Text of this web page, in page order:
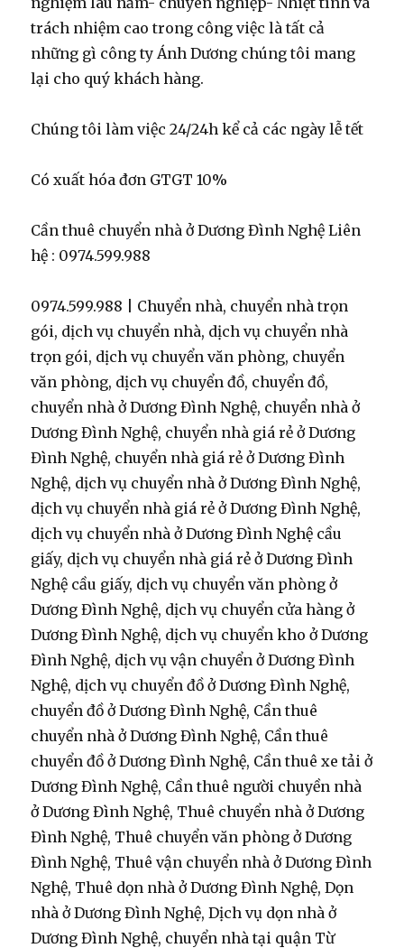
trách nhiệm cao trong công việc là tất cả
những gì công ty Ánh Dương chúng tôi mang
lại cho quý khách hàng.
Chúng tôi làm việc 24/24h kể cả các ngày lễ tết
Có xuất hóa đơn GTGT 10%
Cần thuê chuyển nhà ở Dương Đình Nghệ Liên
hệ : 0974.599.988
0974.599.988 | Chuyển nhà, chuyển nhà trọn
gói, dịch vụ chuyển nhà, dịch vụ chuyển nhà
trọn gói, dịch vụ chuyển văn phòng, chuyển
văn phòng, dịch vụ chuyển đồ, chuyển đồ,
chuyển nhà ở Dương Đình Nghệ, chuyển nhà ở
Dương Đình Nghệ, chuyển nhà giá rẻ ở Dương
Đình Nghệ, chuyển nhà giá rẻ ở Dương Đình
Nghệ, dịch vụ chuyển nhà ở Dương Đình Nghệ,
dịch vụ chuyển nhà giá rẻ ở Dương Đình Nghệ,
dịch vụ chuyển nhà ở Dương Đình Nghệ cầu
giấy, dịch vụ chuyển nhà giá rẻ ở Dương Đình
Nghệ cầu giấy, dịch vụ chuyển văn phòng ở
Dương Đình Nghệ, dịch vụ chuyển cửa hàng ở
Dương Đình Nghệ, dịch vụ chuyển kho ở Dương
Đình Nghệ, dịch vụ vận chuyển ở Dương Đình
Nghệ, dịch vụ chuyển đồ ở Dương Đình Nghệ,
chuyển đồ ở Dương Đình Nghệ, Cần thuê
chuyển nhà ở Dương Đình Nghệ, Cần thuê
chuyển đồ ở Dương Đình Nghệ, Cần thuê xe tải ở
Dương Đình Nghệ, Cần thuê người chuyền nhà
ở Dương Đình Nghệ, Thuê chuyển nhà ở Dương
Đình Nghệ, Thuê chuyển văn phòng ở Dương
Đình Nghệ, Thuê vận chuyển nhà ở Dương Đình
Nghệ, Thuê dọn nhà ở Dương Đình Nghệ, Dọn
nhà ở Dương Đình Nghệ, Dịch vụ dọn nhà ở
Dương Đình Nghệ, chuyển nhà tại quận Từ